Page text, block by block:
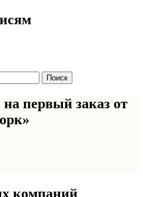
первый заказ от
компаний